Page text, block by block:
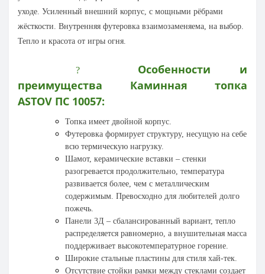
уходе. Усиленный внешний корпус, с мощными рёбрами
жёсткости. Внутренняя футеровка взаимозаменяема, на выбор.
Тепло и красота от игры огня.
?
Особенности и
преимущества Каминная топка
ASTOV ПС 10057:
Топка имеет двойной корпус.
Футеровка формирует структуру, несущую на себе
всю термическую нагрузку.
Шамот, керамические вставки – стенки
разогревается продолжительно, температура
развивается более, чем с металлическим
содержимым. Превосходно для любителей долго
пожечь.
Панели 3Д – сбалансированный вариант, тепло
распределяется равномерно, а внушительная масса
поддерживает высокотемпературное горение.
Широкие стальные пластины для стиля хай-тек.
Отсутствие стойки рамки между стеклами создает